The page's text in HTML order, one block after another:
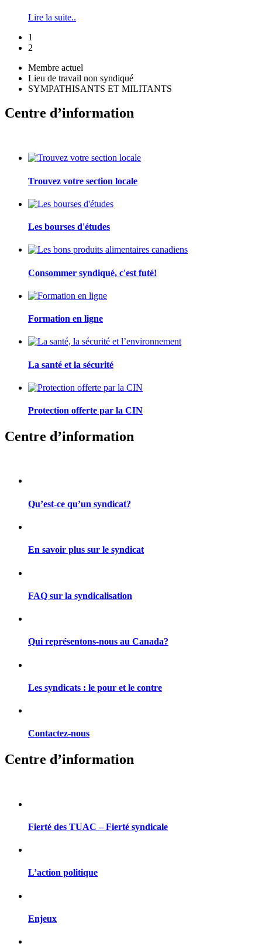
Lire la suite..
1
2
Membre actuel
Lieu de travail non syndiqué
SYMPATHISANTS ET MILITANTS
Centre d’information
Trouvez votre section locale
Les bourses d'études
Consommer syndiqué, c'est futé!
Formation en ligne
La santé et la sécurité
Protection offerte par la CIN
Centre d’information
Qu’est-ce qu’un syndicat?
En savoir plus sur le syndicat
FAQ sur la syndicalisation
Qui représentons-nous au Canada?
Les syndicats : le pour et le contre
Contactez-nous
Centre d’information
Fierté des TUAC – Fierté syndicale
L’action politique
Enjeux